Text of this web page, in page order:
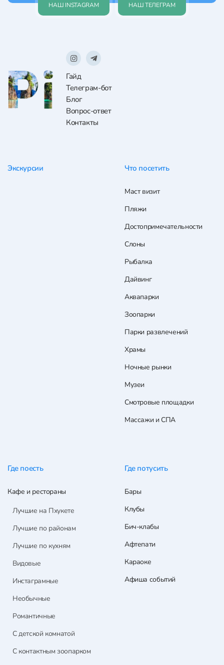
НАШ INSTAGRAM НАШ ТЕЛЕГРАМ
Гайд
Телеграм-бот
Блог
Вопрос-ответ
Контакты
Экскурсии Что посетить
Маст визит
Пляжи
Достопримечательности
Слоны
Рыбалка
Дайвинг
Аквапарки
Зоопарки
Парки развлечений
Храмы
Ночные рынки
Музеи
Смотровые площадки
Массажи и СПА
Где поесть
Кафе и рестораны
Лучшие на Пхукете
Лучшие по районам
Лучшие по кухням
Видовые
Инстаграмные
Необычные
Романтичные
С детской комнатой
С контактным зоопарком
Где потусить
Бары
Клубы
Бич-клабы
Афтепати
Караоке
Афиша событий